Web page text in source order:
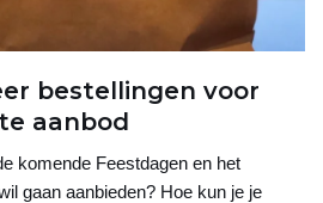
bestellingen voor
aanbod
komende Feestdagen en het
gaan aanbieden? Hoe kun je je